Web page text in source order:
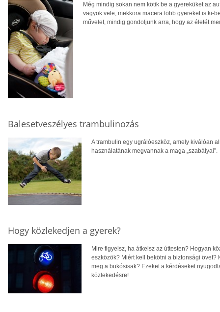
Még mindig sokan nem kötik be a gyereküket az
vagyok vele, mekkora macera több gyereket is ki-
művelet, mindig gondoljunk arra, hogy az életét
Balesetveszélyes trambulinozás
A trambulin egy ugrálóeszköz, amely kiválóan
használatának megvannak a maga „szabályai”.
Hogy közlekedjen a gyerek?
Mire figyelsz, ha átkelsz az úttesten? Hogyan
eszközök? Miért kell bekötni a biztonsági
meg a bukósisak? Ezeket a kérdéseket
közlekedésre!